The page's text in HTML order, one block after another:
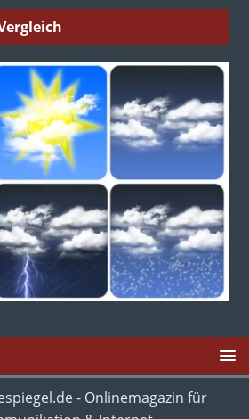
- Onlinemagazin für